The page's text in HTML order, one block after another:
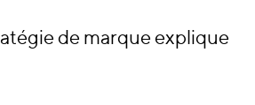
de marque explique